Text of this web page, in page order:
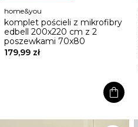
home&you
komplet pościeli z mikrofibry
edbell 200x220 cm z 2
poszewkami 70x80
179,99 zł
shopping_bag